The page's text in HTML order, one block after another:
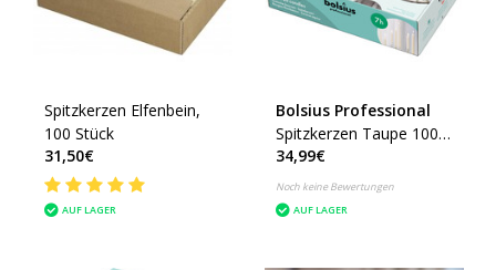
Spitzkerzen Elfenbein,
100 Stück
31,50€
AUF LAGER
Bolsius Professional
Spitzkerzen Taupe 100
Stück
34,99€
Noch keine Bewertungen
AUF LAGER